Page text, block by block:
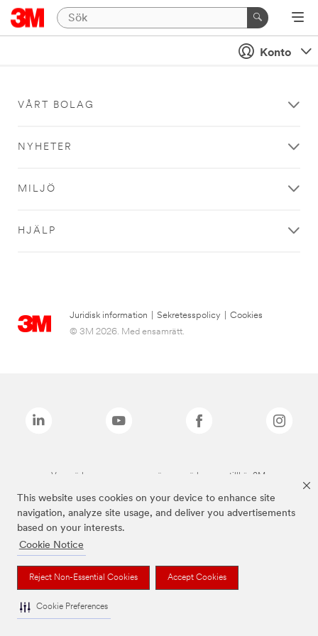
This website uses cookies on your device to enhance site
navigation, analyze site usage, and deliver you advertisements
based on your interests.
Cookie Notice
Reject Non-Essential Cookies Accept Cookies
Cookie Preferences
Konto
VÅRT BOLAG
NYHETER
MILJÖ
HJÄLP
Juridisk information Sekretesspolicy
Cookies
© 3M 2026. Med ensamrätt.
Varumärken som anges ovan är varumärken som tillhör 3M.